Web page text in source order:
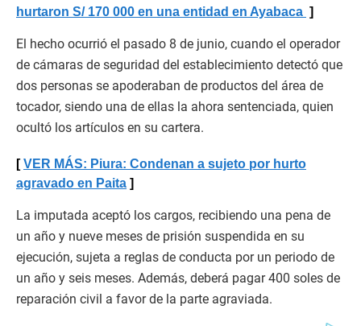
hurtaron S/ 170 000 en una entidad en Ayabaca
El hecho ocurrió el pasado 8 de junio, cuando el operador
de cámaras de seguridad del establecimiento detectó que
dos personas se apoderaban de productos del área de
tocador, siendo una de ellas la ahora sentenciada, quien
ocultó los artículos en su cartera.
VER MÁS: Piura: Condenan a sujeto por hurto
agravado en Paita
La imputada aceptó los cargos, recibiendo una pena de
un año y nueve meses de prisión suspendida en su
ejecución, sujeta a reglas de conducta por un periodo de
un año y seis meses. Además, deberá pagar 400 soles de
reparación civil a favor de la parte agraviada.